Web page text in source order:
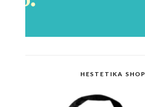
HESTETIKA SHOP